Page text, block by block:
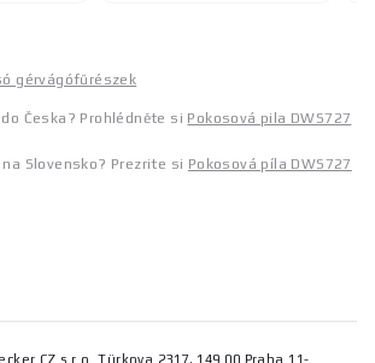
gérvágófűrészek
Česka? Prohlédněte si Pokosová pila DWS727
Slovensko? Prezrite si Pokosová píla DWS727
CZ s.r.o. Türkova 2317, 149 00 Praha 11-